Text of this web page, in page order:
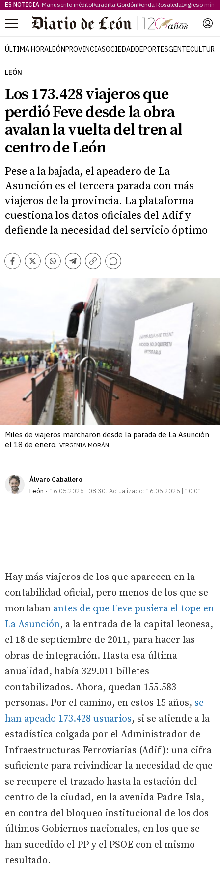
ES NOTICIA Manuscrito inéditoParadilla GordónRonda RosaledaIngreso
Menú
ÚLTIMA HORALEÓNPROVINCIASOCIEDADDEPORTESGENTECULTURA
LEÓN
Los 173.428 viajeros que
perdió Feve desde la obra
avalan la vuelta del tren al
centro de León
Pese a la bajada, el apeadero de La
Asunción es el tercera parada con más
viajeros de la provincia. La plataforma
cuestiona los datos oficiales del Adif y
defiende la necesidad del servicio óptimo
Facebook
TwitterWhatsappTelegram
Copiar
Comentarios
Miles de viajeros marcharon desde la parada de La Asunción
el 18 de enero. VIRGINIA MORÁN
Álvaro Caballero
León
16.05.2026 | 08:30 Actualizado: 16.05.2026 | 10:01
Hay más viajeros de los que aparecen en la
contabilidad oficial, pero menos de los que se
montaban antes de que Feve pusiera el tope en
La Asunción, a la entrada de la capital leonesa,
el 18 de septiembre de 2011, para hacer las
obras de integración. Hasta esa última
anualidad, había 329.011 billetes
contabilizados. Ahora, quedan 155.583
personas. Por el camino, en estos 15 años, se
han apeado 173.428 usuarios, si se atiende a la
estadística colgada por el Administrador de
Infraestructuras Ferroviarias (Adif): una cifra
suficiente para reivindicar la necesidad de que
se recupere el trazado hasta la estación del
centro de la ciudad, en la avenida Padre Isla,
en contra del bloqueo institucional de los dos
últimos Gobiernos nacionales, en los que se
han sucedido el PP y el PSOE con el mismo
resultado.